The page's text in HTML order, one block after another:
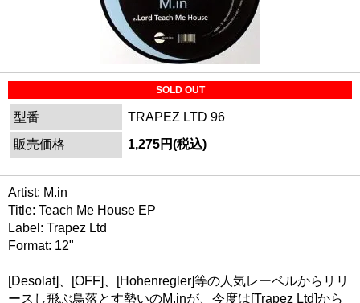
SOLD OUT
型番
TRAPEZ LTD 96
販売価格
1,275円(税込)
Artist: M.in
Title: Teach Me House EP
Label: Trapez Ltd
Format: 12"
[Desolat]、[OFF]、[Hohenregler]等の人気レーベルからリリ
ースし飛ぶ鳥落とす勢いのM.inが、今度は[Trapez Ltd]から